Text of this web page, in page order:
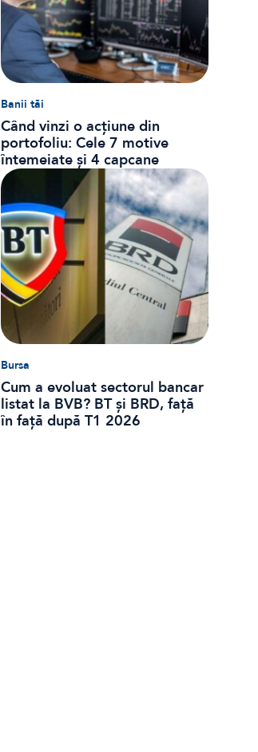
Banii tăi
Când vinzi o acțiune din
portofoliu: Cele 7 motive
întemeiate și 4 capcane
emoționale (ghid 2026)
Bursa
Cum a evoluat sectorul bancar
listat la BVB? BT și BRD, față
în față după T1 2026